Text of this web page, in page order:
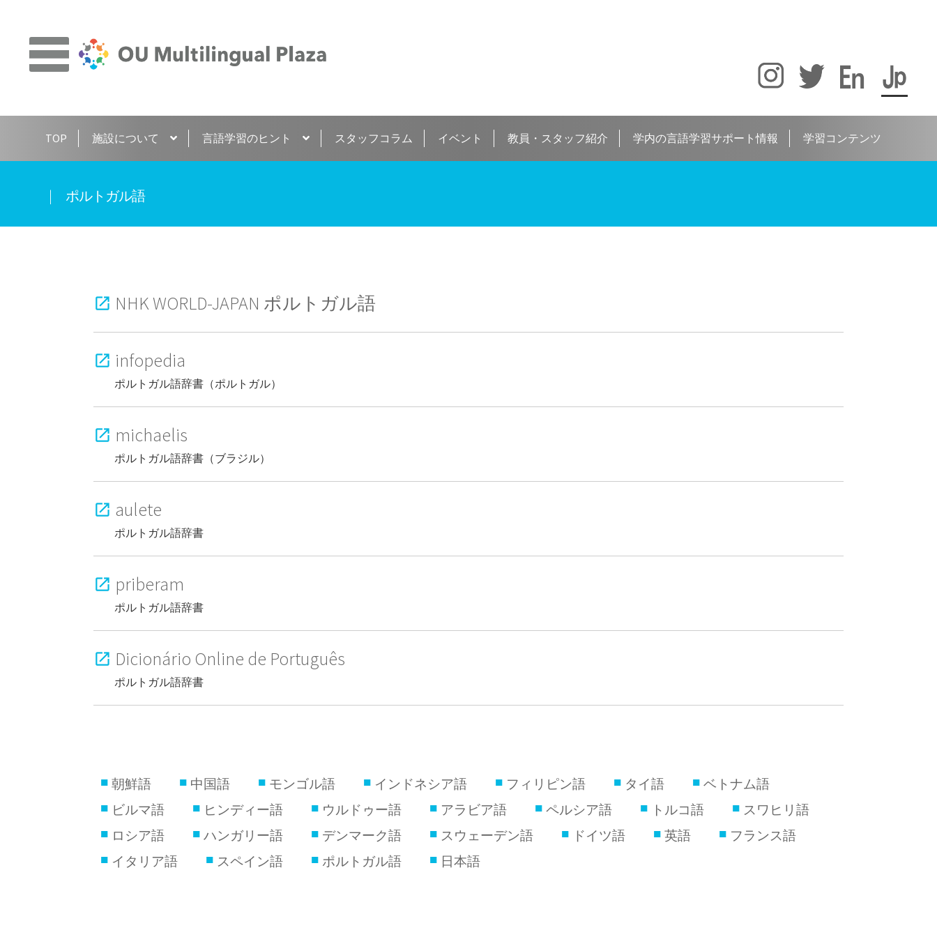
ナ
ビ
ゲ
へ
プ
コ
ン
テ
キ
TOP 施設について 言語学習のヒント スタッフコラム イベント 教員・スタッフ紹介 学内の言語学習サポート情報 学習コンテンツ
ポルトガル語
NHK WORLD-JAPAN ポルトガル語
infopedia
ポルトガル語辞書（ポルトガル）
michaelis
ポルトガル語辞書（ブラジル）
aulete
ポルトガル語辞書
priberam
ポルトガル語辞書
Dicionário Online de Português
ポルトガル語辞書
朝鮮語 中国語 モンゴル語 インドネシア語 フィリピン語 タイ語
ベトナム語
ビルマ語
ヒンディー語 ウルドゥー語 アラビア語 ペルシア語 トルコ語
スワヒリ語
ロシア語
ハンガリー語 デンマーク語 スウェーデン語 ドイツ語 英語
フランス語
イタリア語
スペイン語 ポルトガル語 日本語